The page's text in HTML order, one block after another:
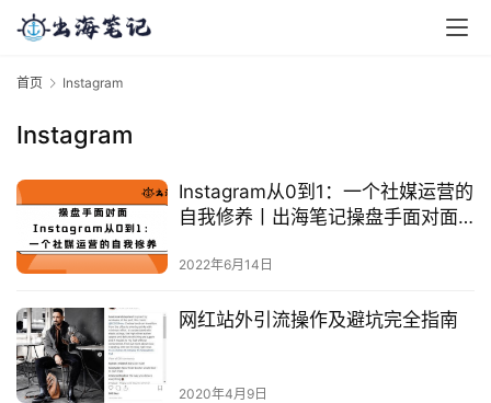
首页 Instagram
Instagram
Instagram从0到1：一个社媒运营的
自我修养丨出海笔记操盘手面对面
2022年6月14日
网红站外引流操作及避坑完全指南
2020年4月9日